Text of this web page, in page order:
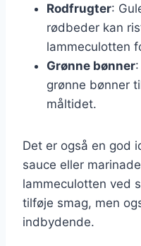
Rodfrugter:
rødbeder kan
lammeculotten
Grønne bønner
grønne bønner
måltidet.
Det er også en god
sauce eller
lammeculotten ved
tilføje smag, men
indbydende.